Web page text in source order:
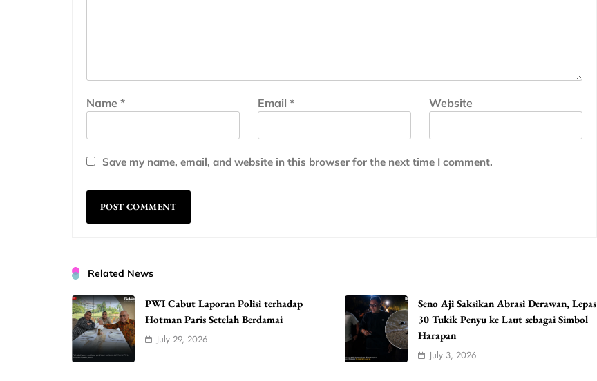
Name * Email* Website
Save my name, email, and website in this browser for the next time I comment.
Related News
PWI Cabut Laporan Polisi terhadap
Hotman Paris Setelah Berdamai
July 29, 2026
Seno Aji Saksikan Abrasi Derawan, Lepas
30 Tukik Penyu ke Laut sebagai Simbol
Harapan
July 3, 2026